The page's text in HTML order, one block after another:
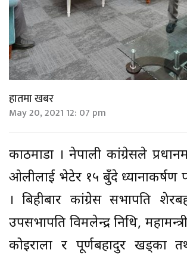
हातमा खबर
May 20, 2021 12: 07 pm
काठमाडौं । नेपाली कांग्रेसले
ओलीलाई भेटेर १५ बुँदे ध्यानाकर्षण
। बिहीबार कांग्रेस सभापति
उपसभापति विमलेन्द्र निधि,
कोइराला र पूर्णबहादुर खड्का